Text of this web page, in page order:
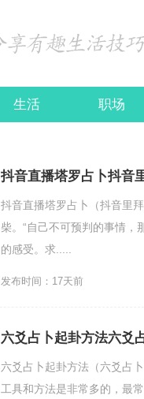
生活 职场
抖音直播塔罗占卜抖音
抖音直播塔罗占卜（抖音里
柴。“自己不可预判的事情，
的感受。求.....
发布时间：17天前
六爻占卜起卦方法六爻
六爻占卜起卦方法（六爻占
工具和方法是非常多的，最